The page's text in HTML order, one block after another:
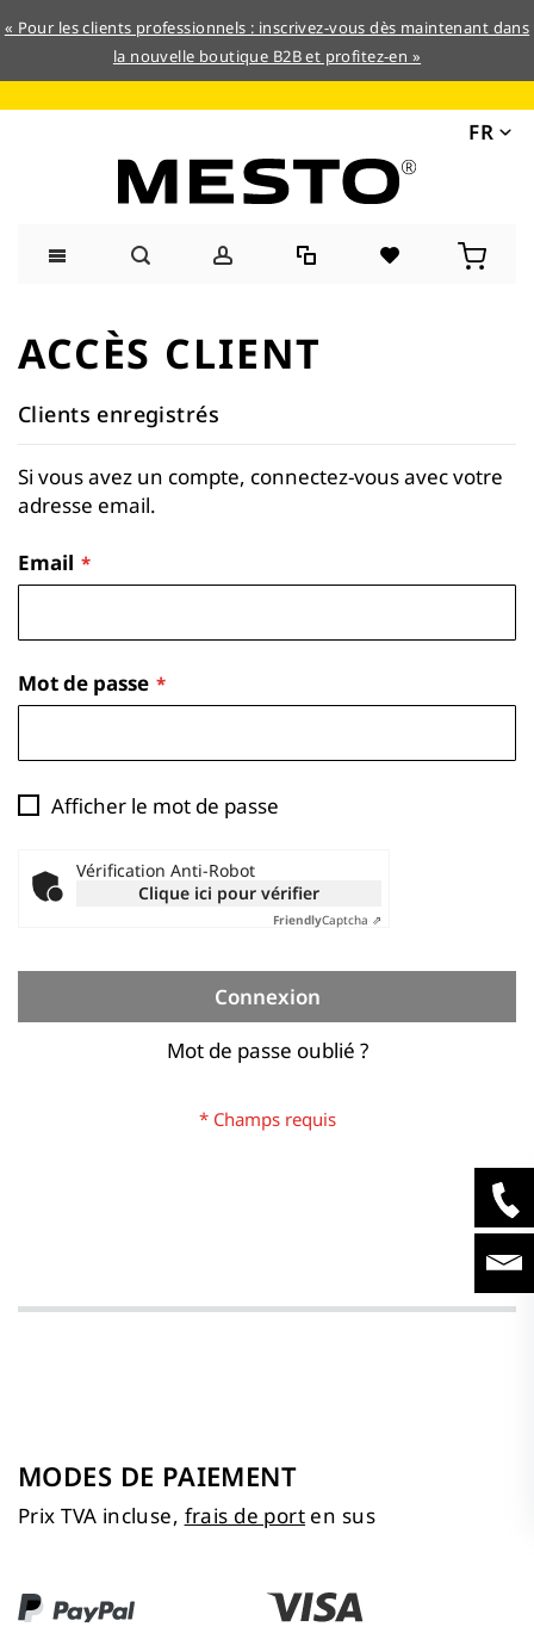
« Pour les clients professionnels : inscrivez-vous dès maintenant dans
la nouvelle boutique B2B et profitez-en »
FR
contenu
ACCÈS CLIENT
Clients enregistrés
Si vous avez un compte, connectez-vous avec votre
adresse email.
Email
Mot de passe
Afficher le mot de passe
Vérification Anti-Robot
Clique ici pour vérifier
FriendlyCaptcha ⇗
Connexion
Mot de passe oublié ?
MODES DE PAIEMENT
Prix TVA incluse, frais de port en sus